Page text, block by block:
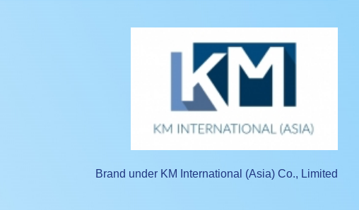
Brand under KM International (Asia) Co., Limited